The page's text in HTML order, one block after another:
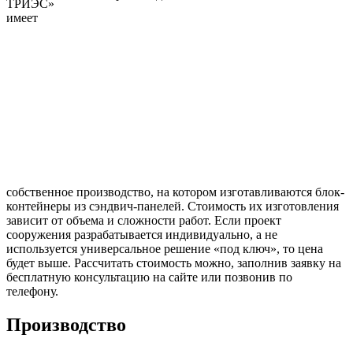
ТРИЭС»
имеет
собственное производство, на котором изготавливаются блок-
контейнеры из сэндвич-панелей. Стоимость их изготовления
зависит от объема и сложности работ. Если проект
сооружения разрабатывается индивидуально, а не
используется универсальное решение «под ключ», то цена
будет выше. Рассчитать стоимость можно, заполнив заявку на
бесплатную консультацию на сайте или позвонив по
телефону.
Производство